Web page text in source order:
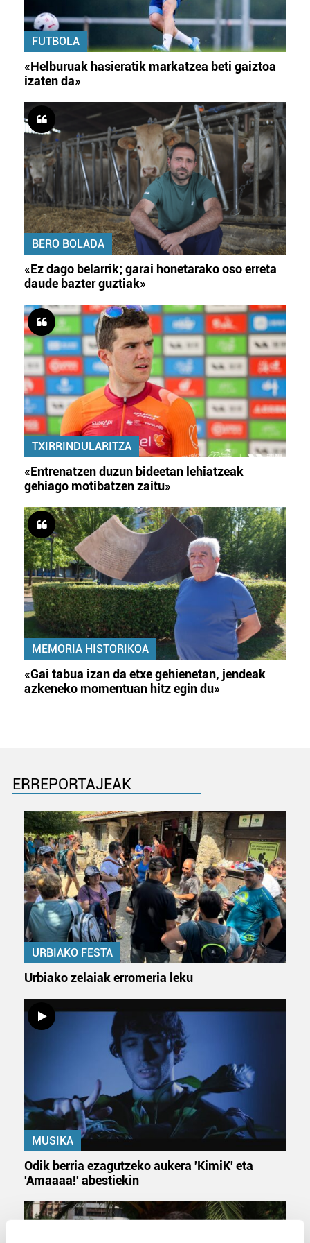
FUTBOLA
«Helburuak hasieratik markatzea beti gaiztoa
izaten da»
BERO BOLADA
«Ez dago belarrik; garai honetarako oso erreta
daude bazter guztiak»
TXIRRINDULARITZA
«Entrenatzen duzun bideetan lehiatzeak
gehiago motibatzen zaitu»
MEMORIA HISTORIKOA
«Gai tabua izan da etxe gehienetan, jendeak
azkeneko momentuan hitz egin du»
ERREPORTAJEAK
URBIAKO FESTA
Urbiako zelaiak erromeria leku
MUSIKA
Odik berria ezagutzeko aukera 'KimiK' eta
'Amaaaa!' abestiekin